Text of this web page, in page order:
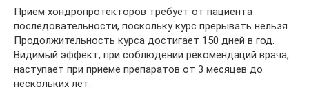
Прием хондропротекторов требует от пациента
последовательности, поскольку курс прерывать нельзя.
Продолжительность курса достигает 150 дней в год.
Видимый эффект, при соблюдении рекомендаций врача,
наступает при приеме препаратов от 3 месяцев до
нескольких лет.